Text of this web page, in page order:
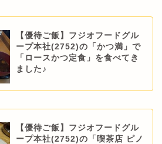
【優待ご飯】フジオフードグル
ープ本社(2752)の「かつ満」で
「ロースかつ定食」を食べてき
ました♪
【優待ご飯】フジオフードグル
ープ本社(2752)の「喫茶店 ピノ